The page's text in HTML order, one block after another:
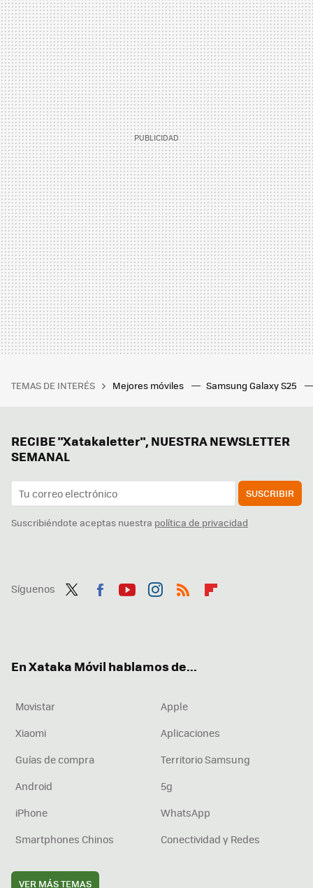
TEMAS DE INTERÉS Mejores móviles Samsung Galaxy S25
RECIBE "Xatakaletter", NUESTRA NEWSLETTER
SEMANAL
SUSCRIBIR
Suscribiéndote aceptas nuestra política de privacidad
Síguenos
En Xataka Móvil hablamos de...
Movistar
Apple
Xiaomi
Aplicaciones
Guías de compra
Territorio Samsung
Android
5g
iPhone
WhatsApp
Smartphones Chinos
Conectividad y Redes
VER MÁS TEMAS